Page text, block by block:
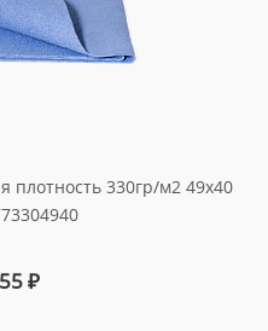
плотность 330гр/м2 49х40
₽